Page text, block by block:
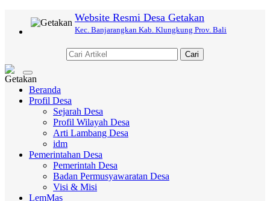
Website Resmi Desa Getakan
Kec. Banjarangkan Kab. Klungkung Prov. Bali
Cari
Toggle
navigation
Beranda
Profil Desa
Sejarah Desa
Profil Wilayah Desa
Arti Lambang Desa
idm
Pemerintahan Desa
Pemerintah Desa
Badan Permusyawaratan Desa
Visi & Misi
LemMas